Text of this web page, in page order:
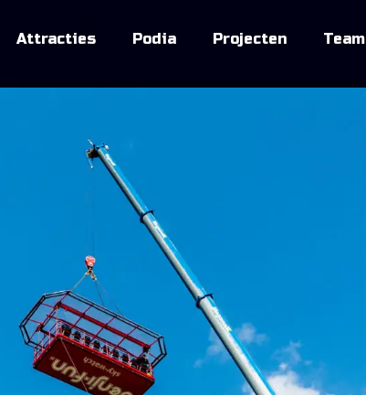
Attracties Podia Projecten Team